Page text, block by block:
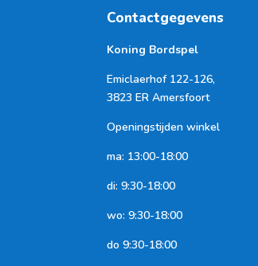
Contactgegevens
Koning Bordspel
Emiclaerhof 122-126,
3823 ER Amersfoort
Openingstijden winkel
ma: 13:00-18:00
di: 9:30-18:00
wo: 9:30-18:00
do 9:30-18:00